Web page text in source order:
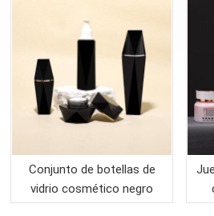
Conjunto de botellas de
vidrio cosmético negro
vacío para embalaje